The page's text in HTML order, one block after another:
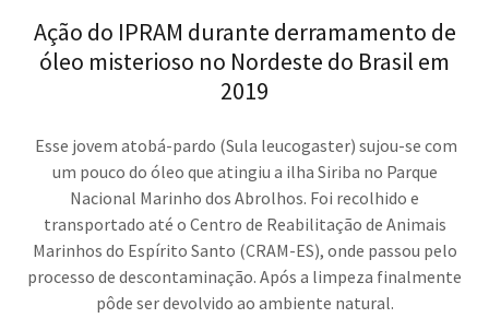
Ação do IPRAM durante derramamento de
óleo misterioso no Nordeste do Brasil em
2019
Esse jovem atobá-pardo (Sula leucogaster) sujou-se com
um pouco do óleo que atingiu a ilha Siriba no Parque
Nacional Marinho dos Abrolhos. Foi recolhido e
transportado até o Centro de Reabilitação de Animais
Marinhos do Espírito Santo (CRAM-ES), onde passou pelo
processo de descontaminação. Após a limpeza finalmente
pôde ser devolvido ao ambiente natural.